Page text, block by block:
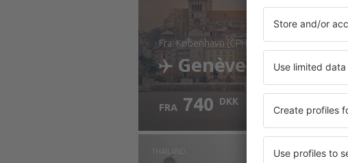
fra: København (CPH)
Genève
Kontrollér oplysninger
FRA 740 DKK
THAILAND